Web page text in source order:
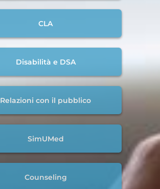
CLA
Disabilità e DSA
Relazioni con il pubblico
SimUMed
Counseling